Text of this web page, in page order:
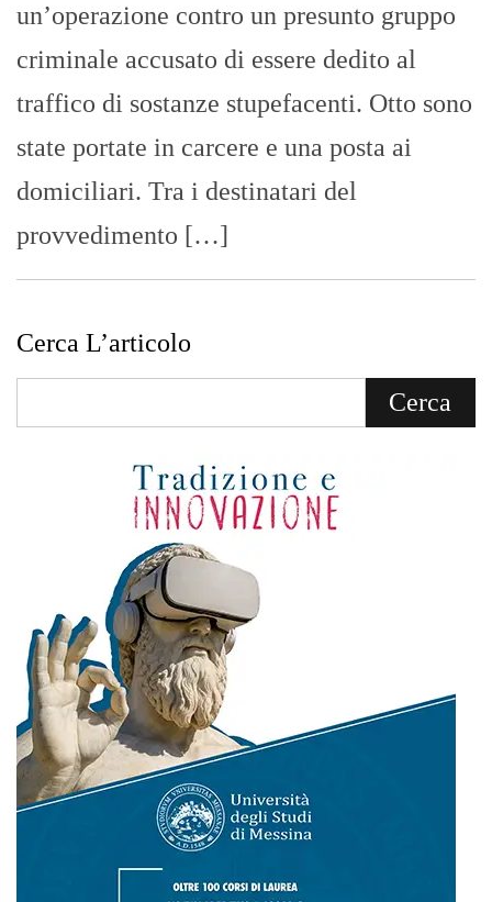
un’operazione contro un presunto gruppo
criminale accusato di essere dedito al
traffico di sostanze stupefacenti. Otto sono
state portate in carcere e una posta ai
domiciliari. Tra i destinatari del
provvedimento […]
Cerca L’articolo